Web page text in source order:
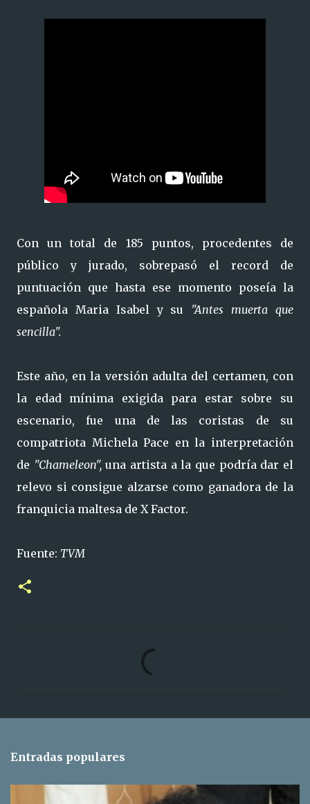
Con un total de 185 puntos, procedentes de
público y jurado, sobrepasó el record de
puntuación que hasta ese momento poseía la
española Maria Isabel y su "Antes muerta que
sencilla".
Este año, en la versión adulta del certamen, con
la edad mínima exigida para estar sobre su
escenario, fue una de las coristas de su
compatriota Michela Pace en la interpretación
de "Chameleon",una artista a la que podría dar el
relevo si consigue alzarse como ganadora de la
franquicia maltesa de X Factor.
Fuente: TVM
r
Entradas populares